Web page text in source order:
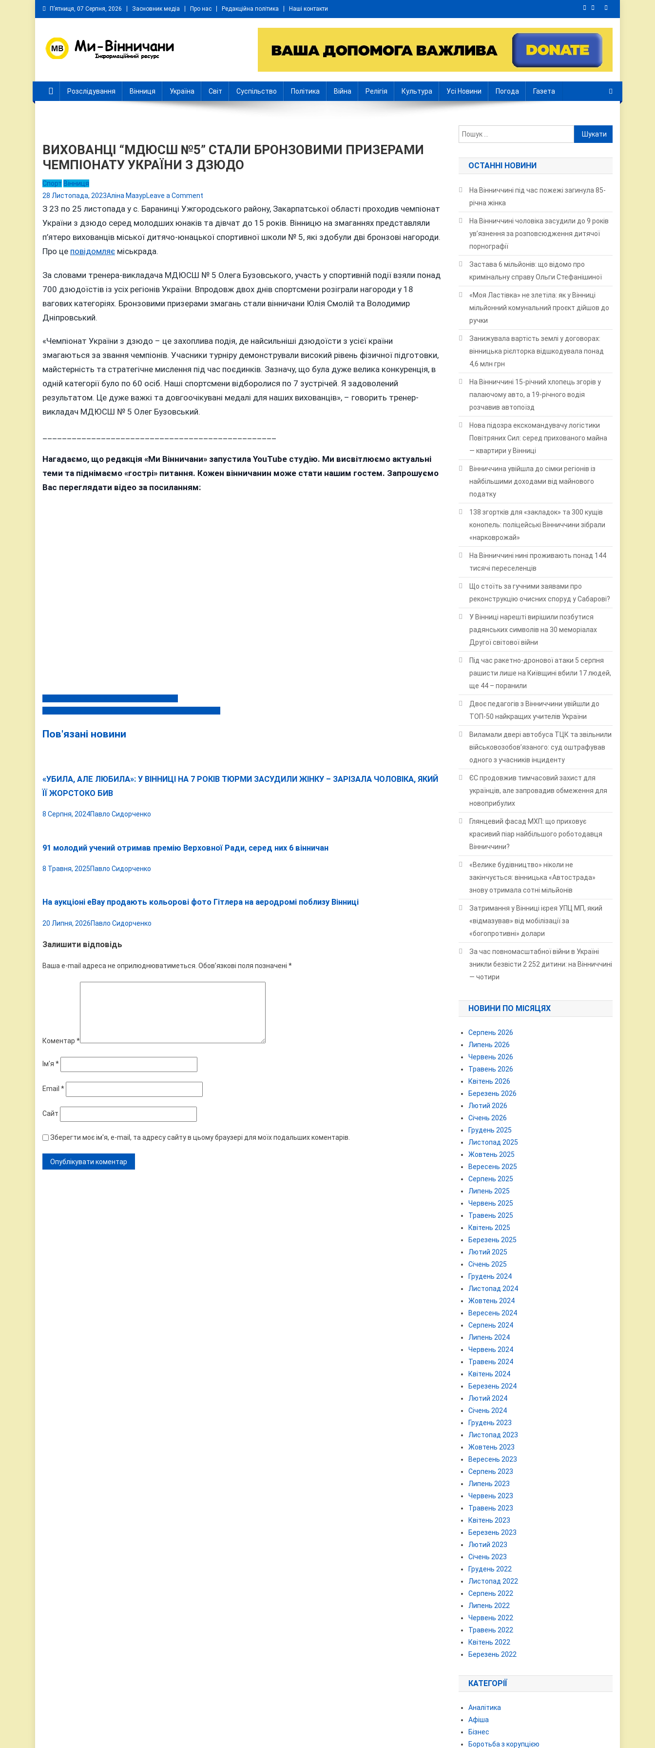
Skip
to
П’ятниця, 07 Серпня, 2026 Засновник медіа Про нас Редакційна політика Наші контакти
Розслідування Вінниця Україна Світ Суспільство Політика Війна Релігія Культура Усі Новини Погода Газета
ВИХОВАНЦІ “МДЮСШ №5” СТАЛИ БРОНЗОВИМИ ПРИЗЕРАМИ
ЧЕМПІОНАТУ УКРАЇНИ З ДЗЮДО
Спорт Вінниця
28 Листопада, 2023Аліна МазурLeave a Comment
ВИХОВАНЦІ
“МДЮСШ
ЧЕМПІОНАТУ
УКРАЇНИ
З
З 23 по 25 листопада у с. Баранинці Ужгородського району, Закарпатської області проходив чемпіонат
України з дзюдо серед молодших юнаків та дівчат до 15 років. Вінницю на змаганнях представляли
п’ятеро вихованців міської дитячо-юнацької спортивної школи № 5, які здобули дві бронзові нагороди.
Про це повідомляє міськрада.
За словами тренера-викладача МДЮСШ № 5 Олега Бузовського, участь у спортивній події взяли понад
700 дзюдоїстів із усіх регіонів України. Впродовж двох днів спортсмени розіграли нагороди у 18
вагових категоріях. Бронзовими призерами змагань стали вінничани Юлія Смолій та Володимир
Дніпровський.
«Чемпіонат України з дзюдо – це захоплива подія, де найсильніші дзюдоїсти з усієї країни
змагаються за звання чемпіонів. Учасники турніру демонстрували високий рівень фізичної підготовки,
майстерність та стратегічне мислення під час поєдинків. Зазначу, що була дуже велика конкуренція, в
одній категорії було по 60 осіб. Наші спортсмени відборолися по 7 зустрічей. Я задоволений
результатом. Це дуже важкі та довгоочікувані медалі для наших вихованців», – говорить тренер-
викладач МДЮСШ № 5 Олег Бузовський.
Нагадаємо, що редакція «Ми Вінничани» запустила YouTube студію. Ми висвітлюємо актуальні
теми та піднімаємо «гострі» питання. Кожен вінничанин може стати нашим гостем. Запрошуємо
Вас переглядати відео за посиланням:
Навігація
Пов'язані новини
«УБИЛА, АЛЕ ЛЮБИЛА»: У ВІННИЦІ НА 7 РОКІВ ТЮРМИ ЗАСУДИЛИ ЖІНКУ – ЗАРІЗАЛА ЧОЛОВІКА, ЯКИЙ
ЇЇ ЖОРСТОКО БИВ
8 Серпня, 2024Павло Сидорченко
91 молодий учений отримав премію Верховної Ради, серед них 6 вінничан
8 Травня, 2025Павло Сидорченко
На аукціоні eBay продають кольорові фото Гітлера на аеродромі поблизу Вінниці
20 Липня, 2026Павло Сидорченко
Залишити відповідь
Ваша e-mail адреса не оприлюднюватиметься. Обов’язкові поля позначені *
Коментар *
Ім'я *
Email *
Сайт
Зберегти моє ім'я, e-mail, та адресу сайту в цьому браузері для моїх подальших коментарів.
Пошук:
ОСТАННІ НОВИНИ
На Вінниччині під час пожежі загинула 85-
річна жінка
На Вінниччині чоловіка засудили до 9 років
ув’язнення за розповсюдження дитячої
порнографії
Застава 6 мільйонів: що відомо про
кримінальну справу Ольги Стефанішиної
«Моя Ластівка» не злетіла: як у Вінниці
мільйонний комунальний проєкт дійшов до
ручки
Занижувала вартість землі у договорах:
вінницька рієлторка відшкодувала понад
4,6 млн грн
На Вінниччині 15-річний хлопець згорів у
палаючому авто, а 19-річного водія
розчавив автопоїзд
Нова підозра екскомандувачу логістики
Повітряних Сил: серед прихованого майна
— квартири у Вінниці
Вінниччина увійшла до сімки регіонів із
найбільшими доходами від майнового
податку
138 згортків для «закладок» та 300 кущів
конопель: поліцейські Вінниччини зібрали
«нарковрожай»
На Вінниччині нині проживають понад 144
тисячі переселенців
Що стоїть за гучними заявами про
реконструкцію очисних споруд у Сабарові?
У Вінниці нарешті вирішили позбутися
радянських символів на 30 меморіалах
Другої світової війни
Під час ракетно-дронової атаки 5 серпня
рашисти лише на Київщині вбили 17 людей,
ще 44 – поранили
Двоє педагогів з Вінниччини увійшли до
ТОП-50 найкращих учителів України
Виламали двері автобуса ТЦК та звільнили
військовозобов’язаного: суд оштрафував
одного з учасників інциденту
ЄС продовжив тимчасовий захист для
українців, але запровадив обмеження для
новоприбулих
Глянцевий фасад МХП: що приховує
красивий піар найбільшого роботодавця
Вінниччини?
«Велике будівництво» ніколи не
закінчується: вінницька «Автострада»
знову отримала сотні мільйонів
Затримання у Вінниці ієрея УПЦ МП, який
«відмазував» від мобілізації за
«богопротивні» долари
За час повномасштабної війни в Україні
зникли безвісти 2 252 дитини: на Вінниччині
— чотири
НОВИНИ ПО МІСЯЦЯХ
Серпень 2026
Липень 2026
Червень 2026
Травень 2026
Квітень 2026
Березень 2026
Лютий 2026
Січень 2026
Грудень 2025
Листопад 2025
Жовтень 2025
Вересень 2025
Серпень 2025
Липень 2025
Червень 2025
Травень 2025
Квітень 2025
Березень 2025
Лютий 2025
Січень 2025
Грудень 2024
Листопад 2024
Жовтень 2024
Вересень 2024
Серпень 2024
Липень 2024
Червень 2024
Травень 2024
Квітень 2024
Березень 2024
Лютий 2024
Січень 2024
Грудень 2023
Листопад 2023
Жовтень 2023
Вересень 2023
Серпень 2023
Липень 2023
Червень 2023
Травень 2023
Квітень 2023
Березень 2023
Лютий 2023
Січень 2023
Грудень 2022
Листопад 2022
Серпень 2022
Липень 2022
Червень 2022
Травень 2022
Квітень 2022
Березень 2022
КАТЕГОРІЇ
Аналітика
Афіша
Бізнес
Боротьба з корупцією